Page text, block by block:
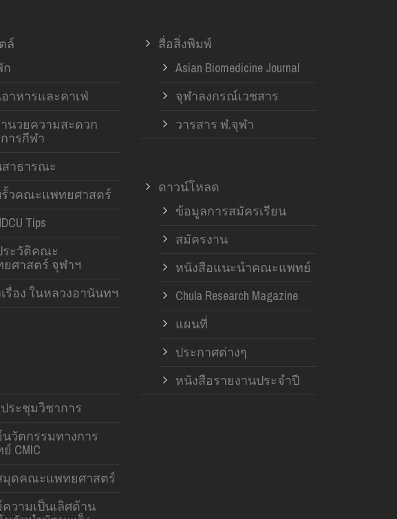
ล์
าหารและคาเฟ่
นวยความสะดวก
ารกีฬา
าธารณะ
วคณะแพทยศาสตร์
Tips
ะวัติคณะ
ศาสตร์ จุฬาฯ
รื่อง ในหลวงอานันทฯ
ระชุมวิชาการ
วัตกรรมทางการ
CMIC
มุดคณะแพทยศาสตร์
วามเป็นเลิศด้าน
สื่อสิ่งพิมพ์
Asian Biomedicine Journal
จุฬาลงกรณ์เวชสาร
วารสาร ฬ.จุฬา
ดาวน์โหลด
ข้อมูลการสมัครเรียน
สมัครงาน
หนังสือแนะนำคณะแพทย์
Chula Research Magazine
แผนที่
ประกาศต่างๆ
หนังสือรายงานประจำปี